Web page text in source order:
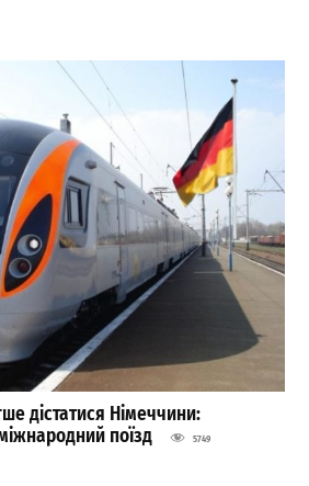
дістатися Німеччини:
поїзд
5749